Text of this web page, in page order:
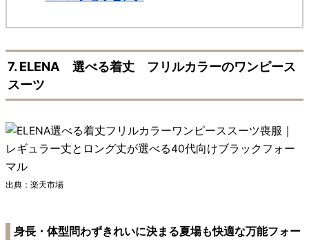
7. ELENA 選べる着丈 フリルカラーのワンピース
スーツ
出典：楽天市場
身長・体型問わずきれいに決まる夏場も快適な万能フォー